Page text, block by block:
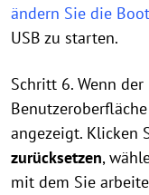
ändern Sie die
USB zu starten.
Schritt 6. Wenn
angezeigt. Klicken
zurücksetzen,
mit dem Sie